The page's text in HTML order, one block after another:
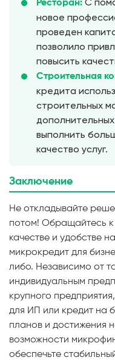
Ресторан:
новое
проведен
позволило
повысить
Строительная
кредита
строительных
выполнить
качество услуг.
Заключение
Не откладывайте
потом! Обращайтесь к
качестве и удобстве
микрокредит для
либо. Независимо от
индивидуальным
крупного
для ИП или кредит на
планов и достижения
возможности
обеспечьте